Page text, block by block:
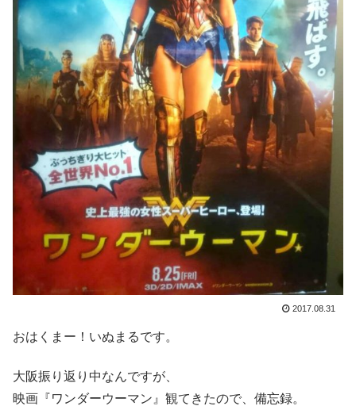
2017.08.31
おはくまー！いぬまるです。
大阪振り返り中なんですが、
映画『ワンダーウーマン』観てきたので、備忘録。